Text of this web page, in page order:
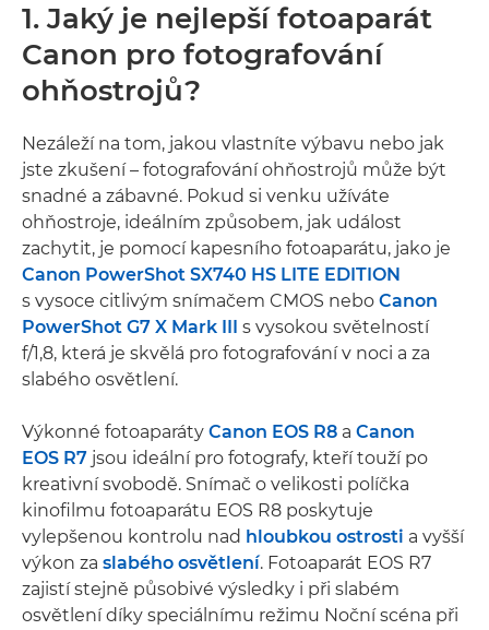
1. Jaký je nejlepší fotoaparát
Canon pro fotografování
ohňostrojů?
Nezáleží na tom, jakou vlastníte výbavu nebo jak
jste zkušení – fotografování ohňostrojů může být
snadné a zábavné. Pokud si venku užíváte
ohňostroje, ideálním způsobem, jak událost
zachytit, je pomocí kapesního fotoaparátu, jako je
Canon PowerShot SX740 HS LITE EDITION
s vysoce citlivým snímačem CMOS nebo Canon
PowerShot G7 X Mark III s vysokou světelností
f/1,8, která je skvělá pro fotografování v noci a za
slabého osvětlení.
Výkonné fotoaparáty Canon EOS R8 a Canon
EOS R7 jsou ideální pro fotografy, kteří touží po
kreativní svobodě. Snímač o velikosti políčka
kinofilmu fotoaparátu EOS R8 poskytuje
vylepšenou kontrolu nad hloubkou ostrosti a vyšší
výkon za slabého osvětlení. Fotoaparát EOS R7
zajistí stejně působivé výsledky i při slabém
osvětlení díky speciálnímu režimu Noční scéna při